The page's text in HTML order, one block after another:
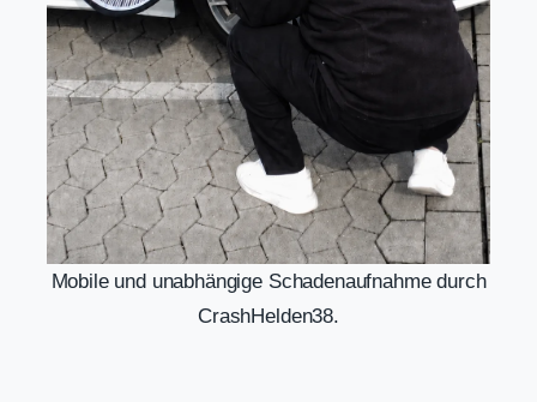
Mobile und unabhängige Schadenaufnahme durch
CrashHelden38.